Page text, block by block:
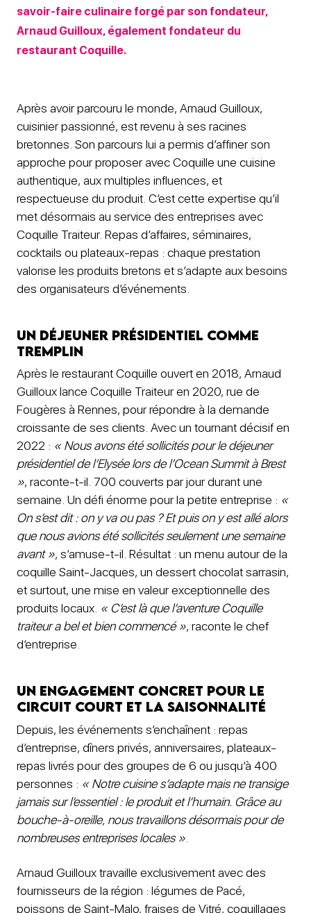
savoir-faire culinaire forgé par son fondateur,
Arnaud Guilloux, également fondateur du
restaurant Coquille.
Après avoir parcouru le monde, Arnaud Guilloux,
cuisinier passionné, est revenu à ses racines
bretonnes. Son parcours lui a permis d’affiner son
approche pour proposer avec Coquille une cuisine
authentique, aux multiples influences, et
respectueuse du produit. C’est cette expertise qu’il
met désormais au service des entreprises avec
Coquille Traiteur. Repas d’affaires, séminaires,
cocktails ou plateaux-repas : chaque prestation
valorise les produits bretons et s’adapte aux besoins
des organisateurs d’événements.
Un déjeuner présidentiel comme
tremplin
Après le restaurant Coquille ouvert en 2018, Arnaud
Guilloux lance Coquille Traiteur en 2020, rue de
Fougères à Rennes, pour répondre à la demande
croissante de ses clients. Avec un tournant décisif en
2022 : « Nous avons été sollicités pour le déjeuner
présidentiel de l’Elysée lors de l’Ocean Summit à Brest
», raconte-t-il. 700 couverts par jour durant une
semaine. Un défi énorme pour la petite entreprise : «
On s’est dit : on y va ou pas ? Et puis on y est allé alors
que nous avions été sollicités seulement une semaine
avant », s’amuse-t-il. Résultat : un menu autour de la
coquille Saint-Jacques, un dessert chocolat sarrasin,
et surtout, une mise en valeur exceptionnelle des
produits locaux. « C’est là que l’aventure Coquille
traiteur a bel et bien commencé », raconte le chef
d’entreprise.
Un engagement concret pour le
circuit court et la saisonnalité
Depuis, les événements s’enchaînent : repas
d’entreprise, dîners privés, anniversaires, plateaux-
repas livrés pour des groupes de 6 ou jusqu’à 400
personnes : « Notre cuisine s’adapte mais ne transige
jamais sur l’essentiel : le produit et l’humain. Grâce au
bouche-à-oreille, nous travaillons désormais pour de
nombreuses entreprises locales »
Arnaud Guilloux travaille exclusivement avec des
fournisseurs de la région : légumes de Pacé,
poissons de Saint-Malo, fraises de Vitré, coquillages